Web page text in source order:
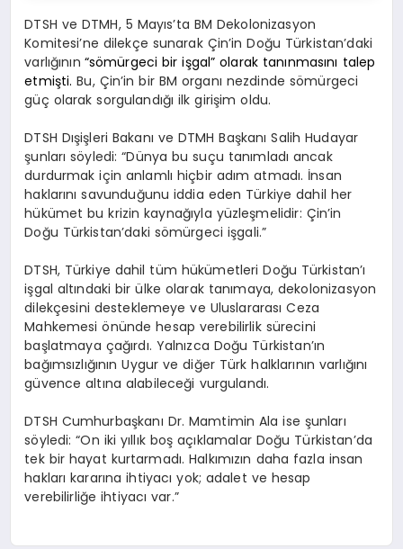
DTSH ve DTMH, 5 Mayıs’ta BM Dekolonizasyon
Komitesi’ne dilekçe sunarak Çin’in Doğu Türkistan’daki
varlığının “sömürgeci bir işgal” olarak tanınmasını talep
etmişti. Bu, Çin’in bir BM organı nezdinde sömürgeci
güç olarak sorgulandığı ilk girişim oldu.
DTSH Dışişleri Bakanı ve DTMH Başkanı Salih Hudayar
şunları söyledi: “Dünya bu suçu tanımladı ancak
durdurmak için anlamlı hiçbir adım atmadı. İnsan
haklarını savunduğunu iddia eden Türkiye dahil her
hükümet bu krizin kaynağıyla yüzleşmelidir: Çin’in
Doğu Türkistan’daki sömürgeci işgali.”
DTSH, Türkiye dahil tüm hükümetleri Doğu Türkistan’ı
işgal altındaki bir ülke olarak tanımaya, dekolonizasyon
dilekçesini desteklemeye ve Uluslararası Ceza
Mahkemesi önünde hesap verebilirlik sürecini
başlatmaya çağırdı. Yalnızca Doğu Türkistan’ın
bağımsızlığının Uygur ve diğer Türk halklarının varlığını
güvence altına alabileceği vurgulandı.
DTSH Cumhurbaşkanı Dr. Mamtimin Ala ise şunları
söyledi: “On iki yıllık boş açıklamalar Doğu Türkistan’da
tek bir hayat kurtarmadı. Halkımızın daha fazla insan
hakları kararına ihtiyacı yok; adalet ve hesap
verebilirliğe ihtiyacı var.”